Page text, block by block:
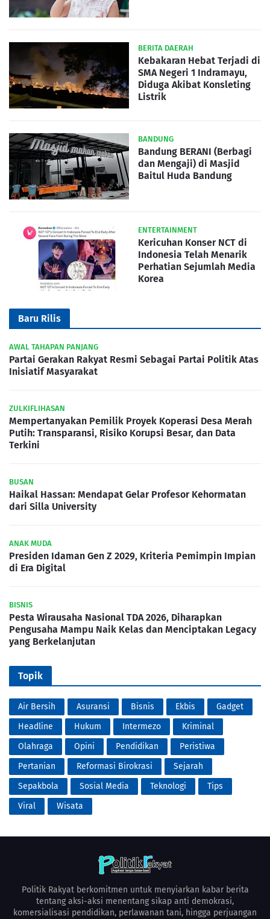
BERITA DAERAH
Kebakaran Hebat Terjadi di
SMA Negeri 1 Indramayu,
Diduga Akibat Konsleting
Listrik
BANDUNG
Bandung BERANI (Berbagi
dan Mengaji) di Masjid
Baitul Huda Bandung
ENTERTAINMENT
Kericuhan Konser NCT di
Indonesia Telah Menarik
Perhatian Sejumlah Media
Korea
Baru Rilis
AWAL TAHAPAN PANJANG
Partai Gerakan Rakyat Resmi Sebagai Partai Politik Atas
Inisiatif Masyarakat
ZULKIFLIHASAN
Mempertanyakan Pemilik Proyek Koperasi Desa Merah
Putih: Transparansi, Risiko Korupsi Besar, dan Data
Terkini
BUSAN
Haikal Hassan: Mendapat Gelar Profesor Kehormatan
dari Silla University
ANAK MUDA
Presiden Idaman Gen Z 2029, Kriteria Pemimpin Impian
di Era Digital
BISNIS
Pesta Wirausaha Nasional TDA 2026, Diharapkan
Pengusaha Mampu Naik Kelas dan Menciptakan Legacy
yang Berkelanjutan
Topik
Air Bersih Asuransi Bisnis Ekbis
Gadget
Headline
Hukum Intermezo
Kriminal
Olahraga
Opini Pendidikan
Peristiwa
Pertanian
Reformasi Birokrasi
Sejarah
Sepakbola
Sosial Media Teknologi
Tips
Viral
Wisata
Politik Rakyat berkomitmen untuk menyiarkan kabar berita
tentang aksi-aksi menentang sikap anti demokrasi,
komersialisasi pendidikan, perlawanan tani, hingga perjuangan